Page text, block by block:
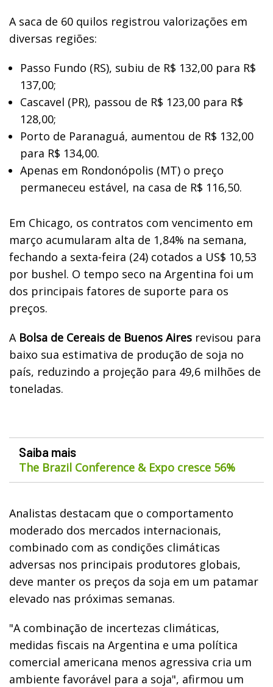
A saca de 60 quilos registrou valorizações em
diversas regiões:
Passo Fundo (RS), subiu de R$ 132,00 para R$
137,00;
Cascavel (PR), passou de R$ 123,00 para R$
128,00;
Porto de Paranaguá, aumentou de R$ 132,00
para R$ 134,00.
Apenas em Rondonópolis (MT) o preço
permaneceu estável, na casa de R$ 116,50.
Em Chicago, os contratos com vencimento em
março acumularam alta de 1,84% na semana,
fechando a sexta-feira (24) cotados a US$ 10,53
por bushel. O tempo seco na Argentina foi um
dos principais fatores de suporte para os
preços.
A Bolsa de Cereais de Buenos Aires revisou para
baixo sua estimativa de produção de soja no
país, reduzindo a projeção para 49,6 milhões de
toneladas.
Saiba mais
The Brazil Conference & Expo cresce 56%
Analistas destacam que o comportamento
moderado dos mercados internacionais,
combinado com as condições climáticas
adversas nos principais produtores globais,
deve manter os preços da soja em um patamar
elevado nas próximas semanas.
"A combinação de incertezas climáticas,
medidas fiscais na Argentina e uma política
comercial americana menos agressiva cria um
ambiente favorável para a soja", afirmou um